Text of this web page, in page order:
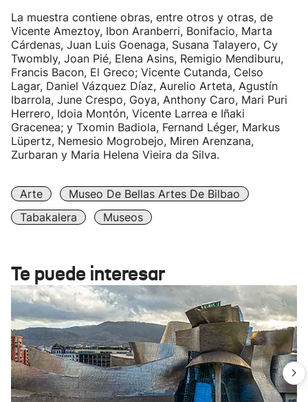
La muestra contiene obras, entre otros y otras, de
Vicente Ameztoy, Ibon Aranberri, Bonifacio, Marta
Cárdenas, Juan Luis Goenaga, Susana Talayero, Cy
Twombly, Joan Pié, Elena Asins, Remigio Mendiburu,
Francis Bacon, El Greco; Vicente Cutanda, Celso
Lagar, Daniel Vázquez Díaz, Aurelio Arteta, Agustín
Ibarrola, June Crespo, Goya, Anthony Caro, Mari Puri
Herrero, Idoia Montón, Vicente Larrea e Iñaki
Gracenea; y Txomin Badiola, Fernand Léger, Markus
Lüpertz, Nemesio Mogrobejo, Miren Arenzana,
Zurbaran y Maria Helena Vieira da Silva.
Arte
Museo De Bellas Artes De Bilbao
Tabakalera
Museos
Te puede interesar